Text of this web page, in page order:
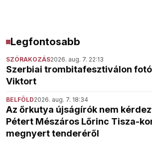
Legfontosabb
SZÓRAKOZÁS2026. aug. 7. 22:13
Szerbiai trombitafesztiválon
Viktort
BELFÖLD2026. aug. 7. 18:34
Az őrkutya újságírók nem
Pétert Mészáros Lőrinc Tisza-
megnyert tenderéről